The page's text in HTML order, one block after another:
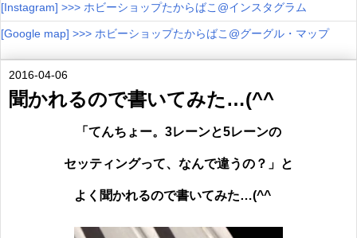
[Instagram] >>> ホビーショップたからばこ@インスタグラム
[Google map] >>> ホビーショップたからばこ@グーグル・マップ
2016-04-06
聞かれるので書いてみた…(^^ゞ
「てんちょー。3レーンと5レーンの
セッティングって、なんで違うの？」と
よく聞かれるので書いてみた…(^^ゞ